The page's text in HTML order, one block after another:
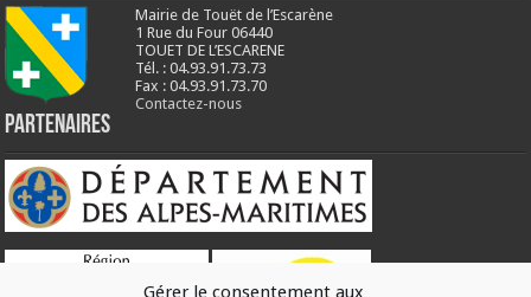
Gérer le consentement aux
Mairie de Touët de l’Escarène
1 Rue du Four 06440
TOUET DE L’ESCARENE
Tél. : 04.93.91.73.73
Fax : 04.93.91.73.70
Contactez-nous
Partenaires